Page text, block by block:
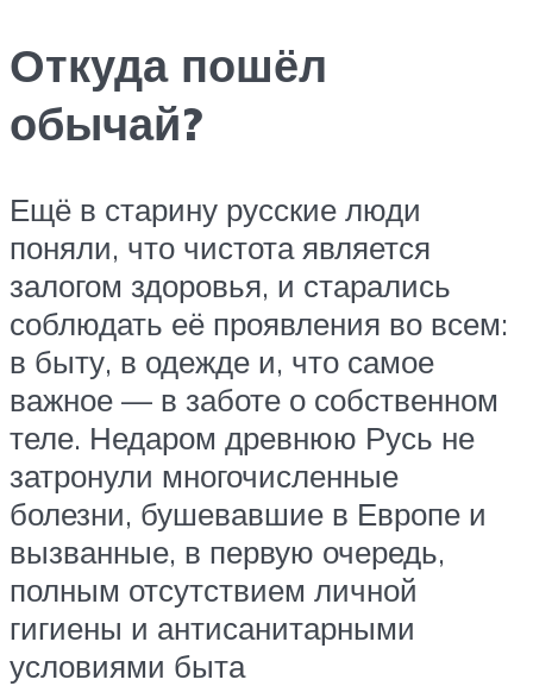
Откуда пошёл
обычай?
Ещё в старину русские люди
поняли, что чистота является
залогом здоровья, и старались
соблюдать её проявления во всем:
в быту, в одежде и, что самое
важное — в заботе о собственном
теле. Недаром древнюю Русь не
затронули многочисленные
болезни, бушевавшие в Европе и
вызванные, в первую очередь,
полным отсутствием личной
гигиены и антисанитарными
условиями быта